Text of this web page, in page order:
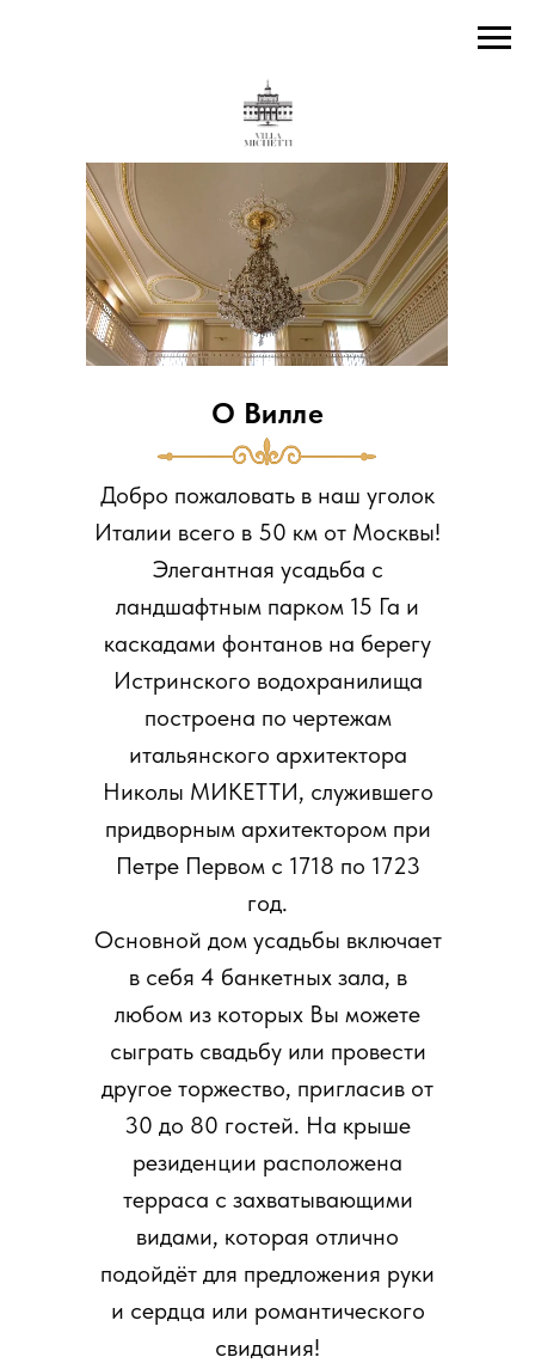
Добро пожаловать в наш уголок
Италии всего в 50 км от Москвы!
Элегантная усадьба с
ландшафтным парком 15 Га и
каскадами фонтанов на берегу
Истринского водохранилища
построена по чертежам
итальянского архитектора
Николы МИКЕТТИ, служившего
придворным архитектором при
Петре Первом с 1718 по 1723
год.
Основной дом усадьбы включает
в себя 4 банкетных зала, в
любом из которых Вы можете
сыграть свадьбу или провести
другое торжество, пригласив от
30 до 80 гостей. На крыше
резиденции расположена
терраса с захватывающими
видами, которая отлично
подойдёт для предложения руки
и сердца или романтического
свидания!
О Вилле